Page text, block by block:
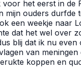
voor het eerst in de
mijn ouders durfde
een weekje naar
dat het wel over
blij dat ik nu even
van
koppen en